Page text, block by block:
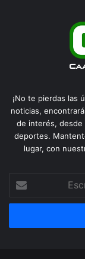
¡No te pierdas las
noticias,
de interés,
deportes.
lugar, con
correo